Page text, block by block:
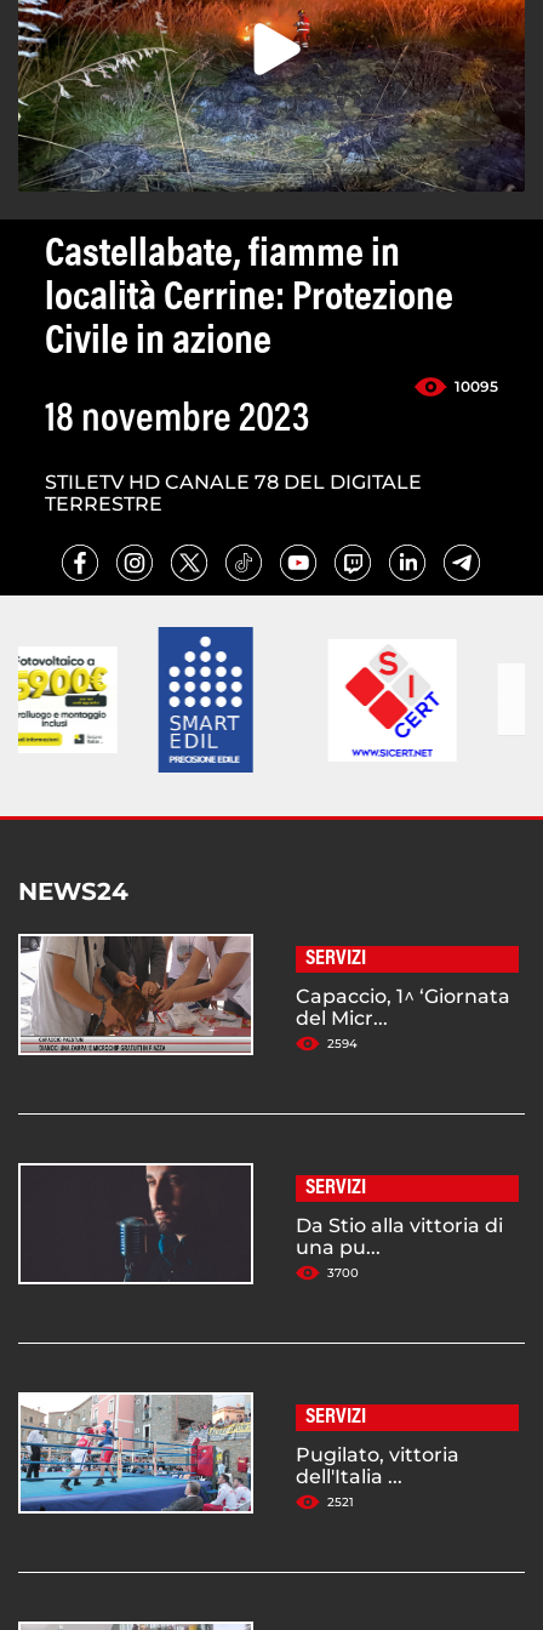
Castellabate, fiamme in
località Cerrine: Protezione
Civile in azione
10095
18 novembre 2023
STILETV HD CANALE 78 DEL DIGITALE
TERRESTRE
NEWS24
SERVIZI
Capaccio, 1^ ‘Giornata
del Micr...
2594
SERVIZI
Da Stio alla vittoria di
una pu...
3700
SERVIZI
Pugilato, vittoria
dell'Italia ...
2521